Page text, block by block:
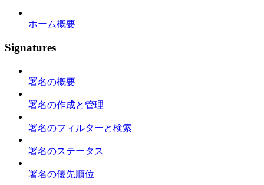
ホーム概要
Signatures
署名の概要
署名の作成と管理
署名のフィルターと検索
署名のステータス
署名の優先順位